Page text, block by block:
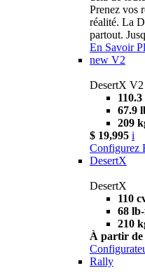
Prenez vos
réalité. La
partout.
En Savoir
new V2
DesertX V2
110.3
67.9
209
$ 19,995 i
Configurez
DesertX
DesertX
110
68
210
À partir de
Rally